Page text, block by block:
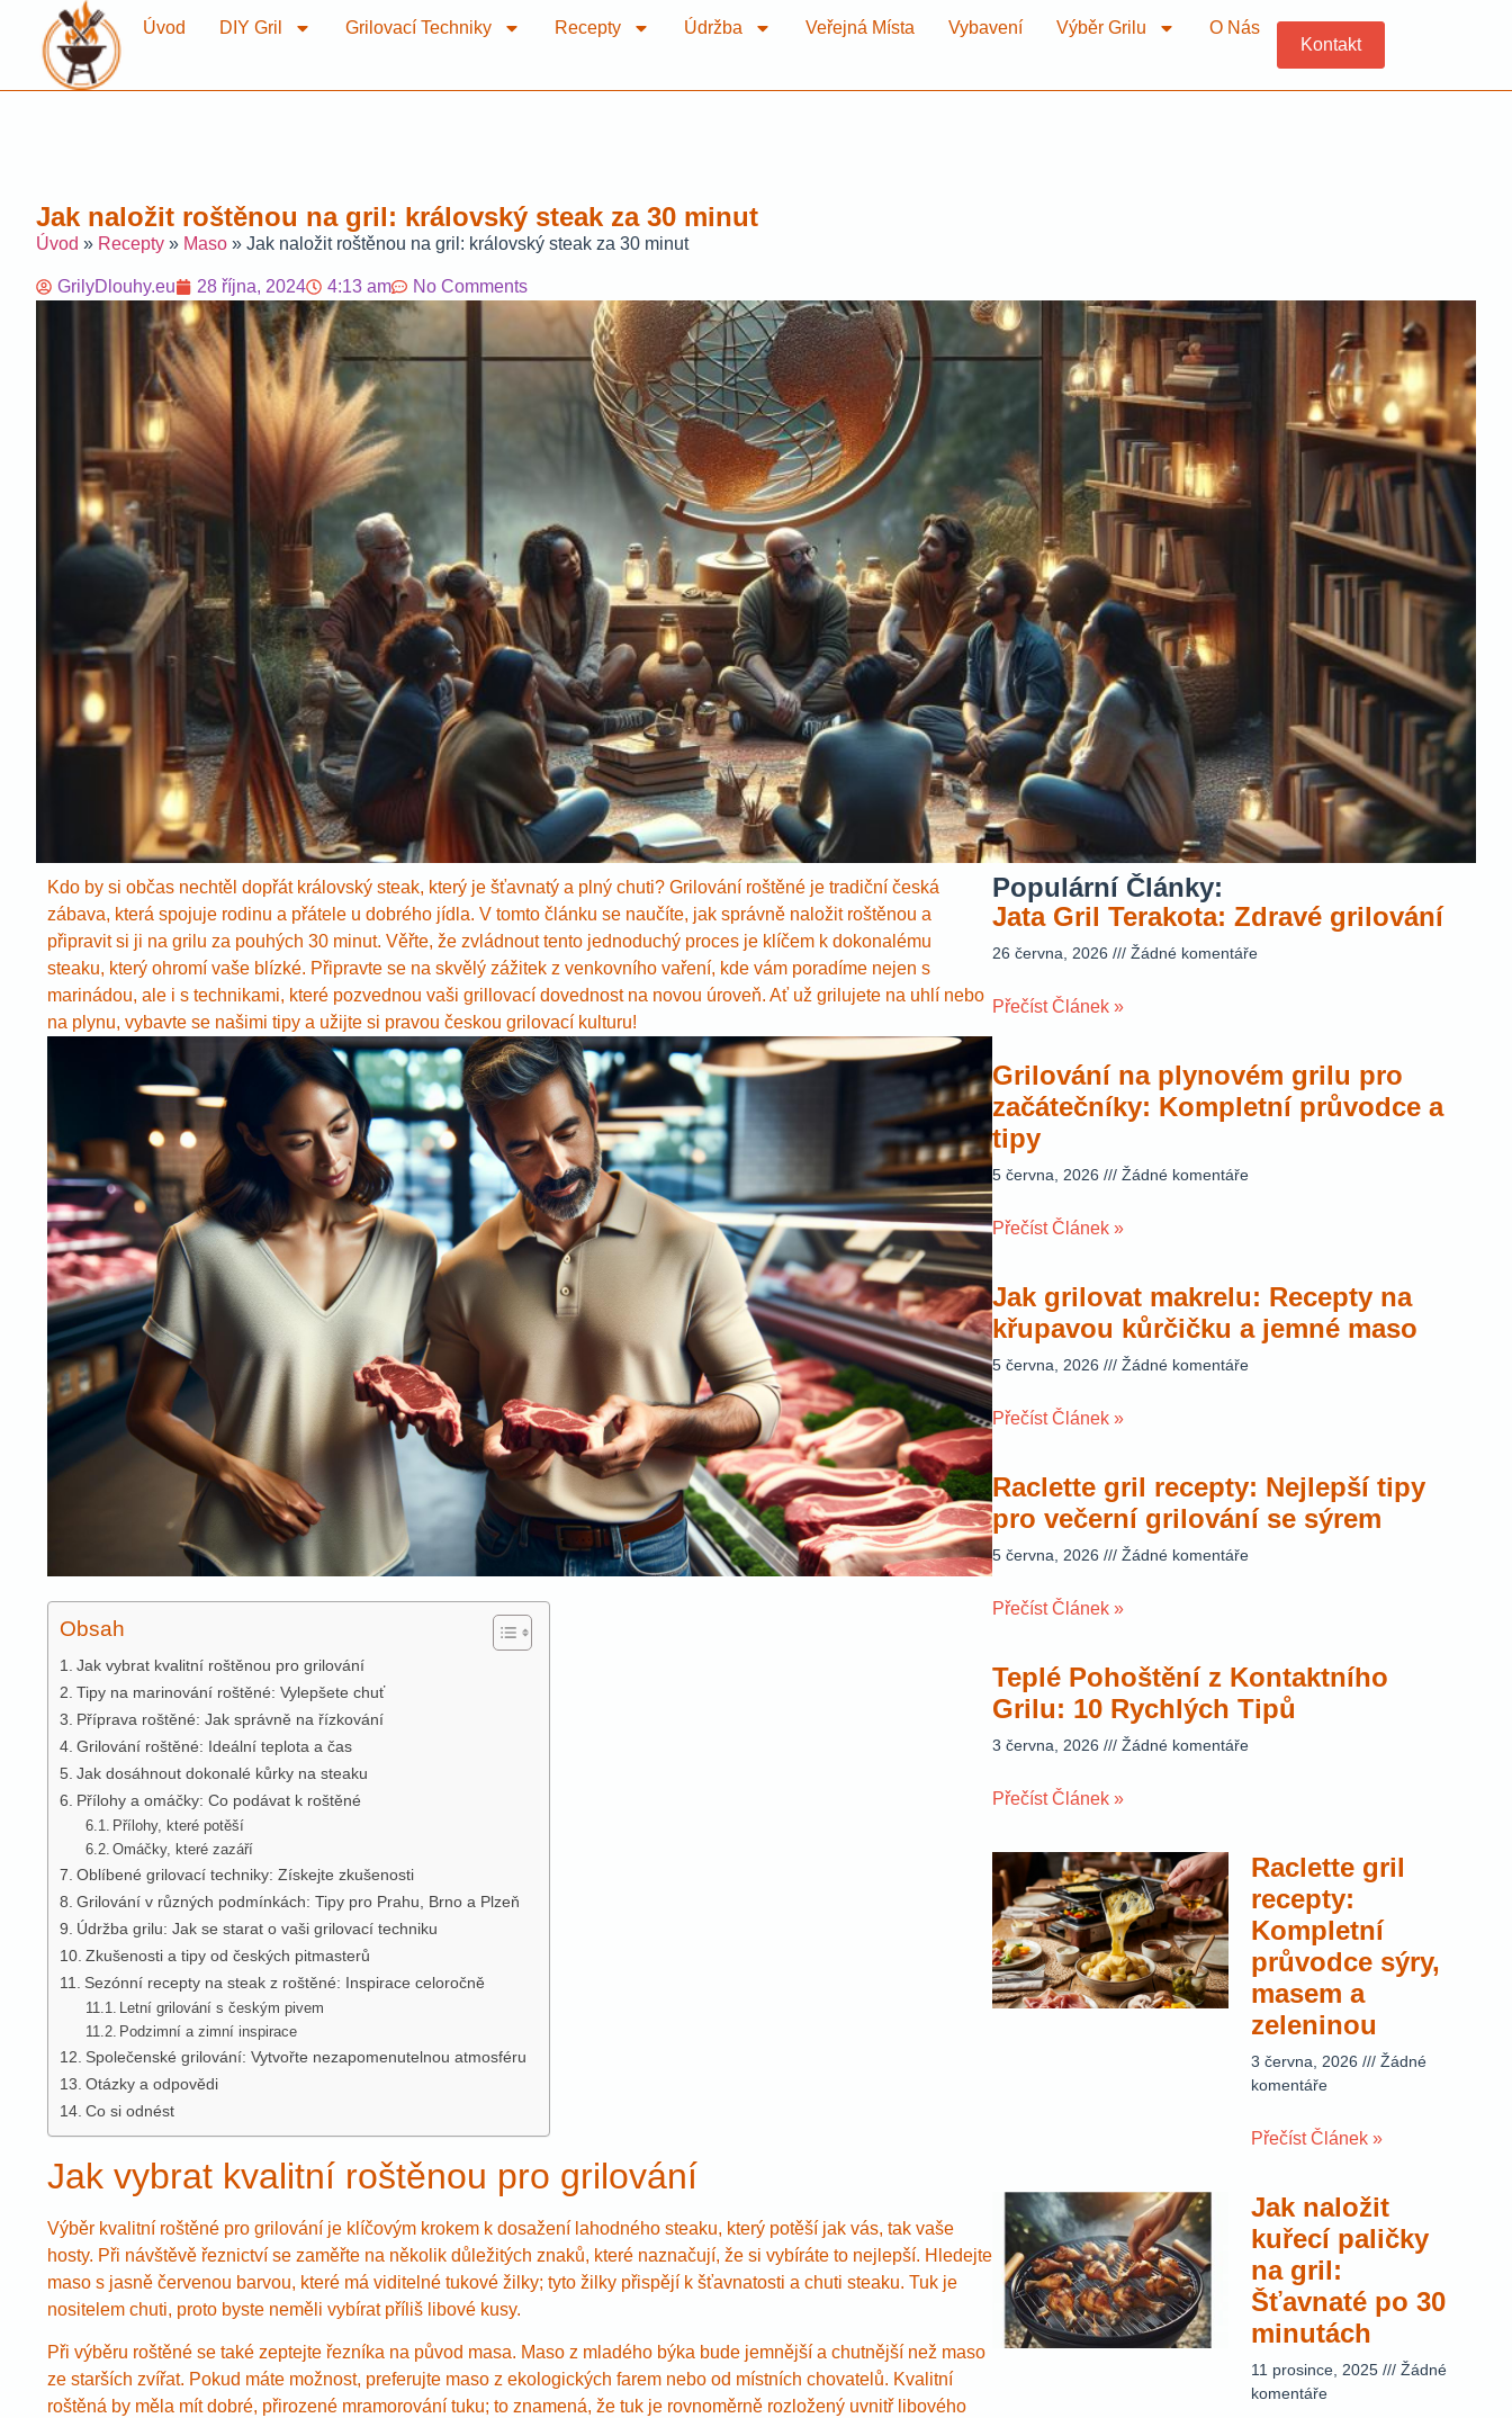
Úvod DIY Gril Grilovací Techniky Recepty Údržba Veřejná Místa Vybavení Výběr Grilu
O Nás
Kontakt
Jak naložit roštěnou na gril: královský steak za 30 minut
Úvod » Recepty » Maso » Jak naložit roštěnou na gril: královský steak za 30 minut
GrilyDlouhy.eu 28 října, 2024 4:13 am No Comments
Kdo by si občas nechtěl dopřát královský steak, který je šťavnatý a plný chuti? Grilování roštěné je tradiční česká
zábava, která spojuje rodinu a přátele u dobrého jídla. V tomto článku se naučíte, jak správně naložit roštěnou a
připravit si ji na grilu za pouhých 30 minut. Věřte, že zvládnout tento jednoduchý proces je klíčem k dokonalému
steaku, který ohromí vaše blízké. Připravte se na skvělý zážitek z venkovního vaření, kde vám poradíme nejen s
marinádou, ale i s technikami, které pozvednou vaši grillovací dovednost na novou úroveň. Ať už grilujete na uhlí nebo
na plynu, vybavte se našimi tipy a užijte si pravou českou grilovací kulturu!
Obsah
Jak vybrat kvalitní roštěnou pro grilování
Tipy na marinování roštěné: Vylepšete chuť
Příprava roštěné: Jak správně na řízkování
Grilování roštěné: Ideální teplota a čas
Jak dosáhnout dokonalé kůrky na steaku
Přílohy a omáčky: Co podávat k roštěné
Přílohy, které potěší
Omáčky, které zazáří
Oblíbené grilovací techniky: Získejte zkušenosti
Grilování v různých podmínkách: Tipy pro Prahu, Brno a Plzeň
Údržba grilu: Jak se starat o vaši grilovací techniku
Zkušenosti a tipy od českých pitmasterů
Sezónní recepty na steak z roštěné: Inspirace celoročně
Letní grilování s českým pivem
Podzimní a zimní inspirace
Společenské grilování: Vytvořte nezapomenutelnou atmosféru
Otázky a odpovědi
Co si odnést
Jak vybrat kvalitní roštěnou pro grilování
Výběr kvalitní roštěné pro grilování je klíčovým krokem k dosažení lahodného steaku, který potěší jak vás, tak vaše
hosty. Při návštěvě řeznictví se zaměřte na několik důležitých znaků, které naznačují, že si vybíráte to nejlepší. Hledejte
maso s jasně červenou barvou, které má viditelné tukové žilky; tyto žilky přispějí k šťavnatosti a chuti steaku. Tuk je
nositelem chuti, proto byste neměli vybírat příliš libové kusy.
Při výběru roštěné se také zeptejte řezníka na původ masa. Maso z mladého býka bude jemnější a chutnější než maso
ze starších zvířat. Pokud máte možnost, preferujte maso z ekologických farem nebo od místních chovatelů. Kvalitní
roštěná by měla mít dobré, přirozené mramorování tuku; to znamená, že tuk je rovnoměrně rozložený uvnitř libového
Populární Články:
Jata Gril Terakota: Zdravé grilování
26 června, 2026 Žádné komentáře
Přečíst Článek »
Grilování na plynovém grilu pro
začátečníky: Kompletní průvodce a
tipy
5 června, 2026 Žádné komentáře
Přečíst Článek »
Jak grilovat makrelu: Recepty na
křupavou kůrčičku a jemné maso
5 června, 2026 Žádné komentáře
Přečíst Článek »
Raclette gril recepty: Nejlepší tipy
pro večerní grilování se sýrem
5 června, 2026 Žádné komentáře
Přečíst Článek »
Teplé Pohoštění z Kontaktního
Grilu: 10 Rychlých Tipů
3 června, 2026 Žádné komentáře
Přečíst Článek »
Raclette gril
recepty:
Kompletní
průvodce sýry,
masem a
zeleninou
3 června, 2026
Žádné
komentáře
Přečíst Článek »
Jak naložit
kuřecí paličky
na gril:
Šťavnaté po 30
minutách
11 prosince, 2025
Žádné
komentáře